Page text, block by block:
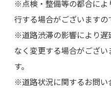
※点検・整備等の都合によ
行する場合がございますの
※道路渋滞の影響により遅
なく変更する場合がござ
す。
※道路状況に関するお問い